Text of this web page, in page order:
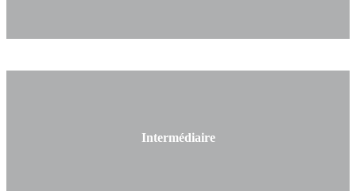
Intermédiaire